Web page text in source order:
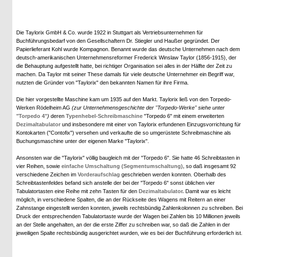
Die Taylorix GmbH & Co. wurde 1922 in Stuttgart als Vertriebsunternehmen für
Buchführungsbedarf von den Gesellschaftern Dr. Stiegler und Haußer gegründet. Der
Papierlieferant Kohl wurde Kompagnon. Benannt wurde das deutsche Unternehmen nach dem
deutsch-amerikanischen Unternehmensreformer Frederick Winslaw Taylor (1856-1915), der
die Behauptung aufgestellt hatte, bei richtiger Organisation sei alles in der Hälfte der Zeit zu
machen. Da Taylor mit seiner These damals für viele deutsche Unternehmer ein Begriff war,
nutzten die Gründer von "Taylorix" den bekannten Namen für ihre Firma.
Die hier vorgestellte Maschine kam um 1935 auf den Markt. Taylorix ließ von den Torpedo-
Werken Rödelheim AG (zur Unternehmensgeschichte der "Torpedo-Werke" siehe unter
"Torpedo 4") deren Typenhebel-Schreibmaschine "Torpedo 6" mit einem erweiterten
Dezimaltabulator und insbesondere mit einer von Taylorix erfundenen Einzugsvorrichtung für
Kontokarten ("Contofix") versehen und verkaufte die so umgerüstete Schreibmaschine als
Buchungsmaschine unter der eigenen Marke "Taylorix".
Ansonsten war die "Taylorix" völlig baugleich mit der "Torpedo 6". Sie hatte 46 Schreibtasten in
vier Reihen, sowie einfache Umschaltung (Segmentumschaltung), so daß insgesamt 92
verschiedene Zeichen im Vorderaufschlag geschrieben werden konnten. Oberhalb des
Schreibtastenfeldes befand sich anstelle der bei der "Torpedo 6" sonst üblichen vier
Tabulatortasten eine Reihe mit zehn Tasten für den Dezimaltabulator. Damit war es leicht
möglich, in verschiedene Spalten, die an der Rückseite des Wagens mit Reitern an einer
Zahnstange eingestellt werden konnten, jeweils rechtsbündig Zahlenkolonnen zu schreiben. Bei
Druck der entsprechenden Tabulatortaste wurde der Wagen bei Zahlen bis 10 Millionen jeweils
an der Stelle angehalten, an der die erste Ziffer zu schreiben war, so daß die Zahlen in der
jeweiligen Spalte rechtsbündig ausgerichtet wurden, wie es bei der Buchführung erforderlich ist.